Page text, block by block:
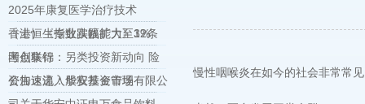
2025年康复医学治疗技术
（士）《专业实践能力》32条
考点集锦
香港恒生指数跌幅扩大至1%
国创联行：另类投资新动向 险
资加速流入股权投资市场
公告速递：华安基金管理有限公
慢性咽喉炎在如今的社会非常常